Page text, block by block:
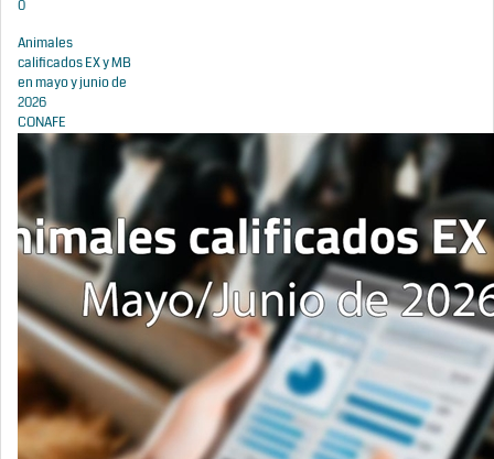
0
Animales
calificados EX y MB
en mayo y junio de
2026
CONAFE